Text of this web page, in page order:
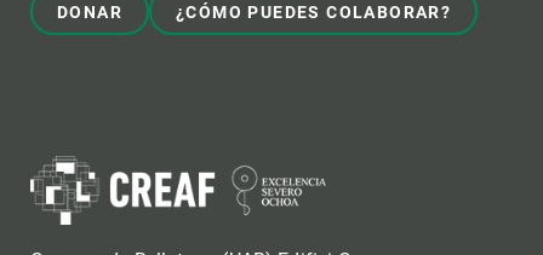
DONAR ¿CÓMO PUEDES COLABORAR?